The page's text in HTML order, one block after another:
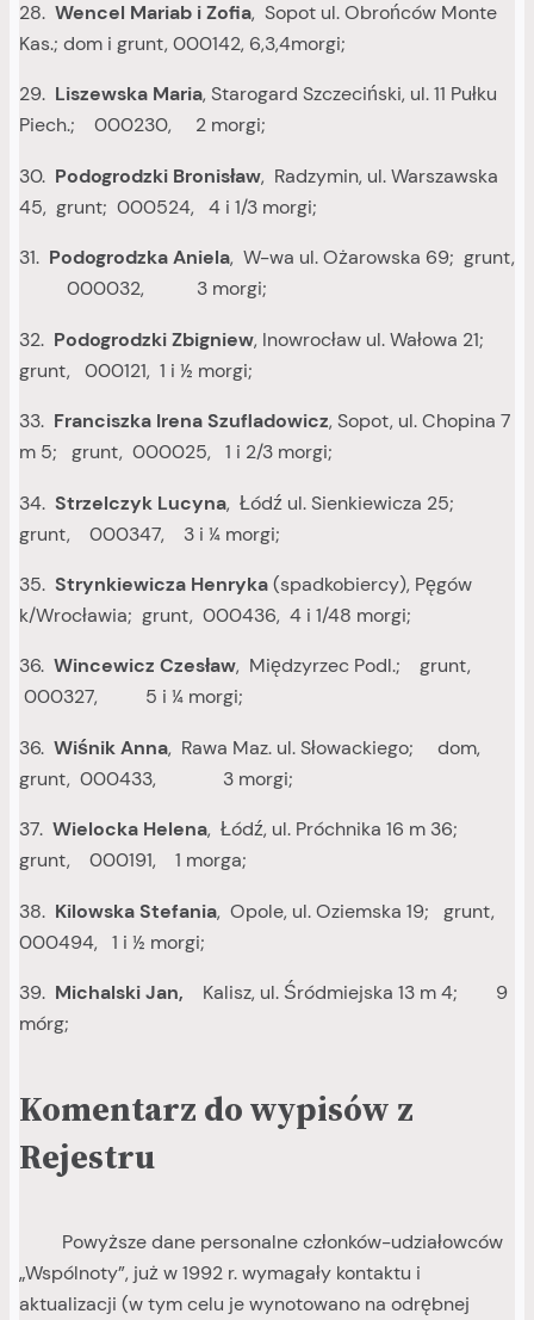
28. Wencel Mariab i Zofia, Sopot ul. Obrońców Monte
Kas.; dom i grunt, 000142, 6,3,4morgi;
29. Liszewska Maria, Starogard Szczeciński, ul. 11 Pułku
Piech.; 000230, 2 morgi;
30. Podogrodzki Bronisław, Radzymin, ul. Warszawska
45, grunt; 000524, 4 i 1/3 morgi;
31. Podogrodzka Aniela, W-wa ul. Ożarowska 69; grunt,
000032, 3 morgi;
32. Podogrodzki Zbigniew, Inowrocław ul. Wałowa 21;
grunt, 000121, 1 i ½ morgi;
33. Franciszka Irena Szufladowicz, Sopot, ul. Chopina 7
m 5; grunt, 000025, 1 i 2/3 morgi;
34. Strzelczyk Lucyna, Łódź ul. Sienkiewicza 25;
grunt, 000347, 3 i ¼ morgi;
35. Strynkiewicza Henryka(spadkobiercy), Pęgów
k/Wrocławia; grunt, 000436, 4 i 1/48 morgi;
36. Wincewicz Czesław, Międzyrzec Podl.; grunt,
000327, 5 i ¼ morgi;
36. Wiśnik Anna, Rawa Maz. ul. Słowackiego; dom,
grunt, 000433, 3 morgi;
37. Wielocka Helena, Łódź, ul. Próchnika 16 m 36;
grunt, 000191, 1 morga;
38. Kilowska Stefania, Opole, ul. Oziemska 19; grunt,
000494, 1 i ½ morgi;
39. Michalski Jan, Kalisz, ul. Śródmiejska 13 m 4; 9
mórg;
Komentarz do wypisów z
Rejestru
Powyższe dane personalne członków-udziałowców
„Wspólnoty”, już w 1992 r. wymagały kontaktu i
aktualizacji (w tym celu je wynotowano na odrębnej